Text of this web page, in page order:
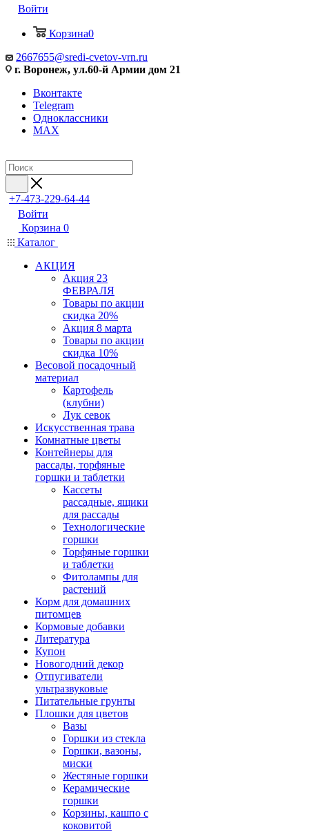
Войти
Корзина0
2667655@sredi-cvetov-vrn.ru
г. Воронеж, ул.60-й Армии дом 21
Вконтакте
Telegram
Одноклассники
MAX
+7-473-229-64-44
Войти
Корзина 0
Каталог
АКЦИЯ
Акция 23
ФЕВРАЛЯ
Товары по акции
скидка 20%
Акция 8 марта
Товары по акции
скидка 10%
Весовой посадочный
материал
Картофель
(клубни)
Лук севок
Искусственная трава
Комнатные цветы
Контейнеры для
рассады, торфяные
горшки и таблетки
Кассеты
рассадные, ящики
для рассады
Технологические
горшки
Торфяные горшки
и таблетки
Фитолампы для
растений
Корм для домашних
питомцев
Кормовые добавки
Литература
Купон
Новогодний декор
Отпугиватели
ультразвуковые
Питательные грунты
Плошки для цветов
Вазы
Горшки из стекла
Горшки, вазоны,
миски
Жестяные горшки
Керамические
горшки
Корзины, кашпо с
коковитой